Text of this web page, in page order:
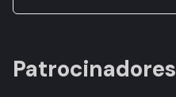
Patrocinadores